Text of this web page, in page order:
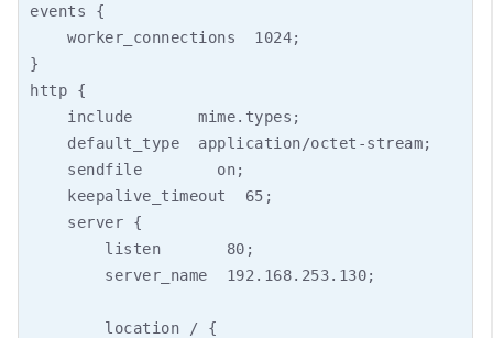
events {
    worker_connections  1024;
}
http {
    include       mime.types;
    default_type  application/octet-stream;
    sendfile        on;
    keepalive_timeout  65;
    server {
        listen       80;
        server_name  192.168.253.130;
        location / {